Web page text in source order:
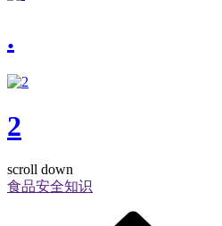
.
2
scroll down
食品安全知识